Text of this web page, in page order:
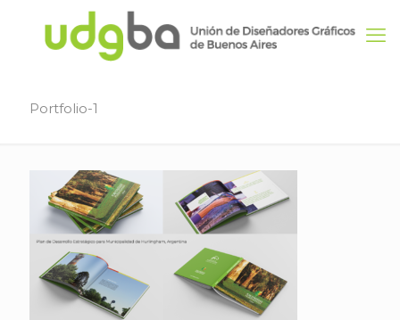
Portfolio-1